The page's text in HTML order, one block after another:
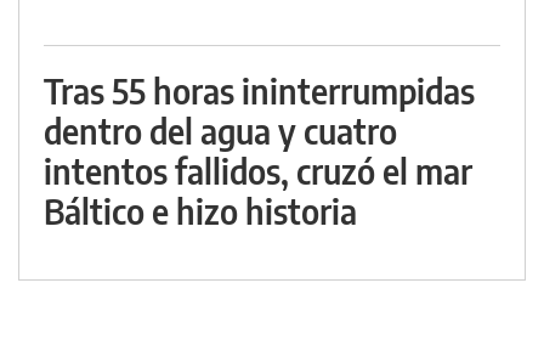
Tras 55 horas ininterrumpidas
dentro del agua y cuatro
intentos fallidos, cruzó el mar
Báltico e hizo historia